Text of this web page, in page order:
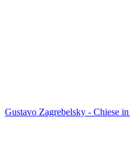
Gustavo Zagrebelsky - Chiese